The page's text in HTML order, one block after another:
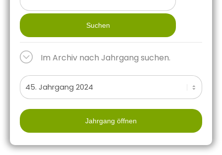
Suchen
Im Archiv nach Jahrgang suchen.
Jahrgang öffnen